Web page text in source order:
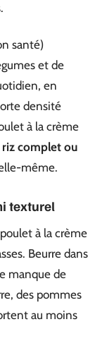
santé)
et de
en
densité
à la crème
riz complet ou
même.
texturel
à la crème
Beurre dans
manque de
des pommes
au moins